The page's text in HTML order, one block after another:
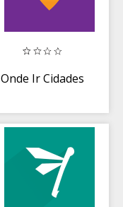
Onde Ir Cidades